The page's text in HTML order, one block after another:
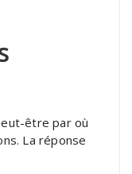
être par où
La réponse